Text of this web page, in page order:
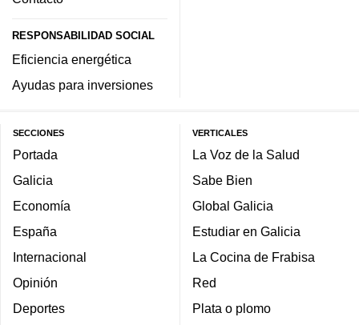
RESPONSABILIDAD SOCIAL
Eficiencia energética
Ayudas para inversiones
SECCIONES
Portada
Galicia
Economía
España
Internacional
Opinión
Deportes
VERTICALES
La Voz de la Salud
Sabe Bien
Global Galicia
Estudiar en Galicia
La Cocina de Frabisa
Red
Plata o plomo